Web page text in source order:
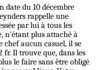
date du 10 décembre
rappelle une
par lui à tous les
n'étant plus attaché à
chef aucun casuel, il se
fr. Il trouve que, dans les
le faire sans être obligé